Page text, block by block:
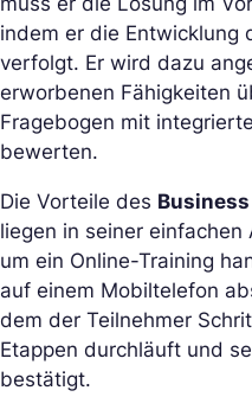
indem er die Entwicklung
verfolgt. Er wird dazu
erworbenen Fähigkeiten
Fragebogen mit
bewerten.
Die Vorteile des
liegen in seiner
um ein Online-Training
auf einem Mobiltelefon
dem der Teilnehmer
Etappen durchläuft und
bestätigt.